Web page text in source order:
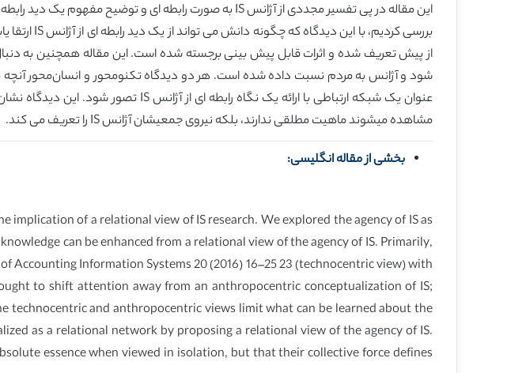
مشاهده میشوند ماهیت مطلقی ندارند، بلکه نیروی جمعیشان آژانس IS را تعریف می کند.
بخشی از مقاله انگلیسی:
of a relational view of IS research. We explored the agency of IS as
can be enhanced from a relational view of the agency of IS. Primarily,
Information Systems 20 (2016) 16–25 23 (technocentric view) with
to shift attention away from an anthropocentric conceptualization of IS;
technocentric and anthropocentric views limit what can be learned about the
as a relational network by proposing a relational view of the agency of IS.
essence when viewed in isolation, but that their collective force defines